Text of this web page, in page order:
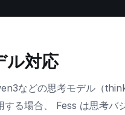
ル対応
などの思考モデル（
する場合、 Fess は思考バ